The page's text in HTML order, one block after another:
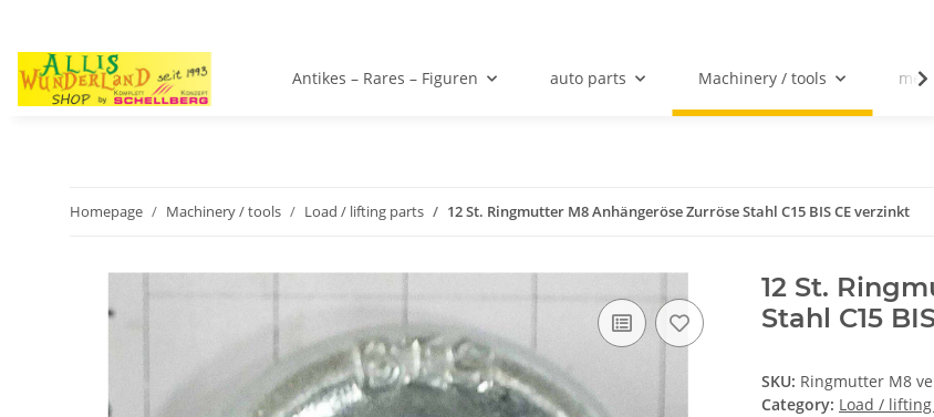
Antikes – Rares – Figuren auto parts Machinery / tools
Homepage Machinery / tools Load / lifting parts 12 St. Ringmutter M8 Anhängeröse Zurröse Stahl C15 BIS CE verzinkt
12 St.
Stahl C15
SKU: Ringmutter M8
Category: Load /